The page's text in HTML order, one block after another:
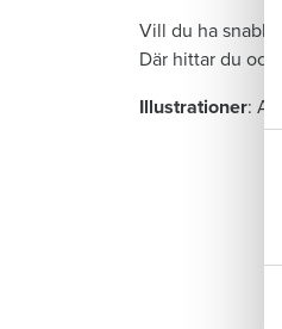
Vill du ha
Där hittar du
Illustrationer: